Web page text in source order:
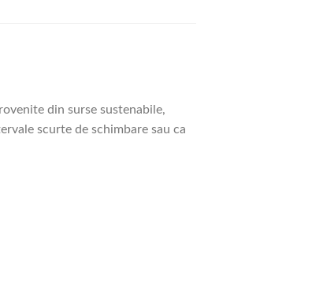
din surse sustenabile,
scurte de schimbare sau ca